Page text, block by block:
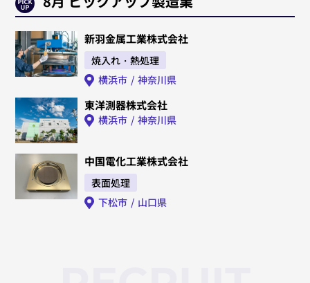
新羽金属工業株式会社
焼入れ・熱処理
神奈川県
横浜市
東洋測器株式会社
神奈川県
横浜市
中国電化工業株式会社
表面処理
山口県
下松市